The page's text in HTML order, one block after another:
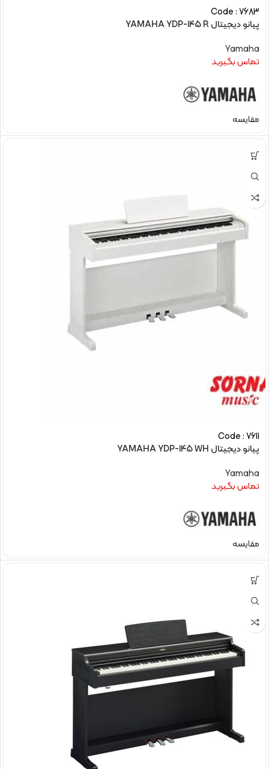
Code : 7683
پیانو دیجیتال YAMAHA YDP-145 R
Yamaha
تماس بگیرید
مقایسه
Code : 7611
پیانو دیجیتال YAMAHA YDP-145 WH
Yamaha
تماس بگیرید
مقایسه